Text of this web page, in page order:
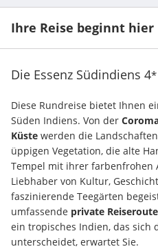
Ihre Reise beginnt hier
Die Essenz Südindiens 4*
Diese Rundreise bietet Ihnen
Süden Indiens. Von der
Küste werden die
üppigen Vegetation, die alte
Tempel mit ihrer farbenfrohen
Liebhaber von Kultur,
faszinierende Teegärten
umfassende private Reiseroute
ein tropisches Indien, das sich
unterscheidet, erwartet Sie.